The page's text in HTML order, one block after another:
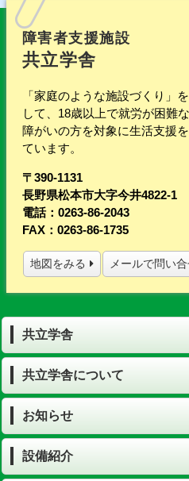
障害者支援施設
共立学舎
「家庭のような施設づくり」
して、18歳以上で就労が困難
障がいの方を対象に生活支援
ています。
〒390-1131
長野県松本市大字今井4822-1
電話：0263-86-2043
FAX：0263-86-1735
地図をみる メールで問い
共立学舎
共立学舎について
お知らせ
設備紹介